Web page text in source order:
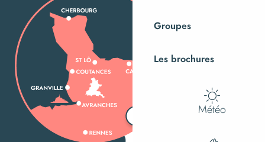
Groupes
Les brochures
Météo